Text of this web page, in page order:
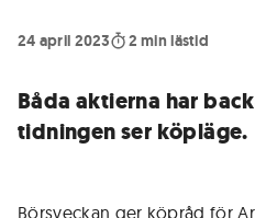
24 april 2023 2 min lästid
Båda aktierna har
tidningen ser köpläge.
Börsveckan ger köpråd för